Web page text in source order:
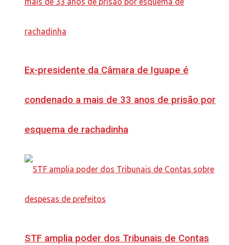
Ex-presidente da Câmara de Iguape é
condenado a mais de 33 anos de prisão por
esquema de rachadinha
STF amplia poder dos Tribunais de Contas